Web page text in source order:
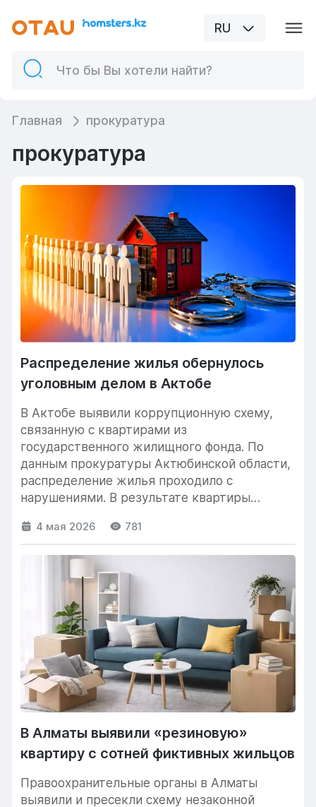
RU
Главная прокуратура
прокуратура
Распределение жилья обернулось
уголовным делом в Актобе
В Актобе выявили коррупционную схему,
связанную с квартирами из
государственного жилищного фонда. По
данным прокуратуры Актюбинской области,
распределение жилья проходило с
нарушениями. В результате квартиры
4 мая 2026 781
В Алматы выявили «резиновую»
квартиру с сотней фиктивных жильцов
Правоохранительные органы в Алматы
выявили и пресекли схему незаконной